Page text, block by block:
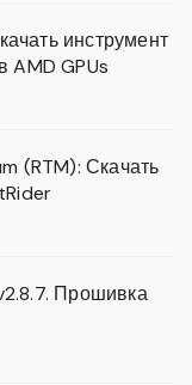
инструмент
AMD GPUs
(RTM): Скачать
Прошивка